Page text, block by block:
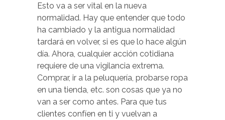
Esto va a ser vital en la nueva
normalidad. Hay que entender que todo
ha cambiado y la antigua normalidad
tardará en volver, si es que lo hace algún
día. Ahora, cualquier acción cotidiana
requiere de una vigilancia extrema.
Comprar, ir a la peluquería, probarse ropa
en una tienda, etc. son cosas que ya no
van a ser como antes. Para que tus
clientes confíen en ti y vuelvan a